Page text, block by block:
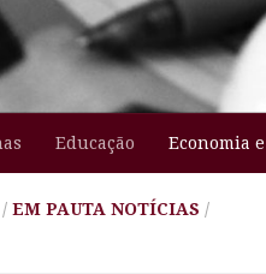
Educação Economia
/ EM PAUTA NOTÍCIAS /